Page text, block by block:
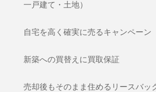
一戸建て・土地）
自宅を高く確実に売るキャンペーン
新築への買替えに買取保証
売却後もそのまま住めるリースバッ